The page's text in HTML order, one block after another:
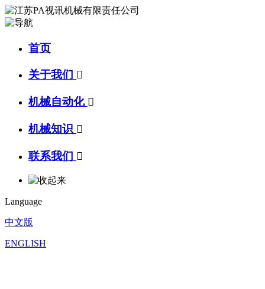
首页
关于我们 
机械自动化 
机械知识 
联系我们 
Language
中文版
ENGLISH